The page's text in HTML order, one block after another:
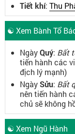
Tiết khí: Thu
☯ Xem Bành Tổ
NgàyQuý: Bất
tiến hành các
địch lý mạnh)
NgàySửu: Bất
nên tiến hành
chủ sẽ không
☯ Xem Ngũ Hành